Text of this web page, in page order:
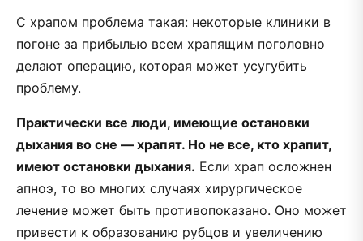
С храпом проблема такая: некоторые клиники в
погоне за прибылью всем храпящим поголовно
делают операцию, которая может усугубить
проблему.
Практически все люди, имеющие остановки
дыхания во сне — храпят. Но не все, кто храпит,
имеют остановки дыхания. Если храп осложнен
апноэ, то во многих случаях хирургическое
лечение может быть противопоказано. Оно может
привести к образованию рубцов и увеличению